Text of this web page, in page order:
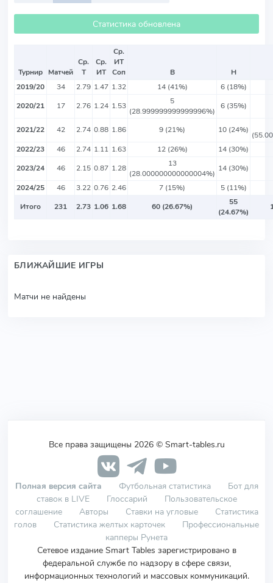
Статистика обновлена
Турнир Матчей
Ср.
Т
Ср.
ИТ
Ср.
ИТ
Соп
В
Н
2019/20
34 2.79 1.47 1.32 14 (41%)
6 (18%)
2020/21
17 2.76 1.24 1.53
5
(28.999999999999996%)
6 (35%)
2021/22 42 2.74 0.88 1.86 9 (21%) 10 (24%)
2022/23
46 2.74 1.11 1.63 12 (26%)
14 (30%)
2023/24
46 2.15 0.87 1.28
13
(28.000000000000004%)
14 (30%)
2024/25
46 3.22 0.76 2.46 7 (15%)
5 (11%)
Итого
231 2.73 1.06 1.68 60 (26.67%)
55
(24.67%)
БЛИЖАЙШИЕ ИГРЫ
Матчи не найдены
Все права защищены 2026 © Smart-tables.ru
Полная версия сайта Футбольная статистика
Бот для
ставок в LIVE
Глоссарий
Пользовательское
соглашение
Авторы Ставки на угловые
Статистика
голов
Статистика желтых карточек
Профессиональные
капперы Рунета
Сетевое издание Smart Tables зарегистрировано в
федеральной службе по надзору в сфере связи,
информационных технологий и массовых коммуникаций.